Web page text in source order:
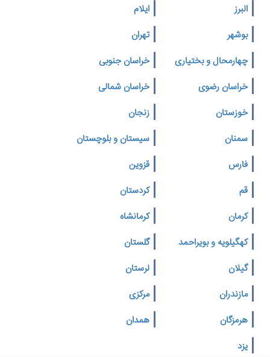
البرز
ایلام
بوشهر
تهران
چهارمحال و بختیاری
خراسان جنوبی
خراسان رضوی
خراسان شمالی
خوزستان
زنجان
سمنان
سیستان و بلوچستان
فارس
قزوین
قم
کردستان
کرمان
کرمانشاه
کهگیلویه و بویراحمد
گلستان
گیلان
لرستان
مازندران
مرکزی
هرمزگان
همدان
یزد